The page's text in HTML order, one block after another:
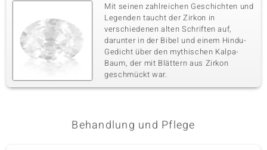
Mit seinen zahlreichen Geschichten und
Legenden taucht der Zirkon in
verschiedenen alten Schriften auf,
darunter in der Bibel und einem Hindu-
Gedicht über den mythischen Kalpa-
Baum, der mit Blättern aus Zirkon
geschmückt war.
Behandlung und Pflege